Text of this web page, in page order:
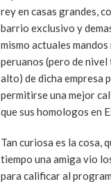
rey en casas grandes,
barrio exclusivo y
mismo actuales mandos
peruanos (pero de nivel
alto) de dicha empresa pueden
permitirse una mejor
que sus homologos en
Tan curiosa es la cosa,
tiempo una amiga vio
para calificar al